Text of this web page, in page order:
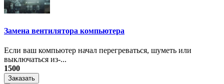
Замена вентилятора компьютера
Если ваш компьютер начал перегреваться, шуметь или
выключаться из-...
1500
Заказать